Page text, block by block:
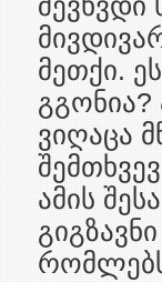
შევხვდი
მეთქი.
ვიღაცა
ამის